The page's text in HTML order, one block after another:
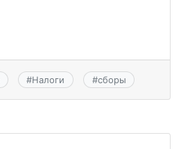
#Налоги #сборы